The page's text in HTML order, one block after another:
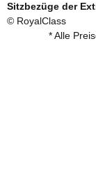
Sitzbezüge der
© RoyalClass
* Alle